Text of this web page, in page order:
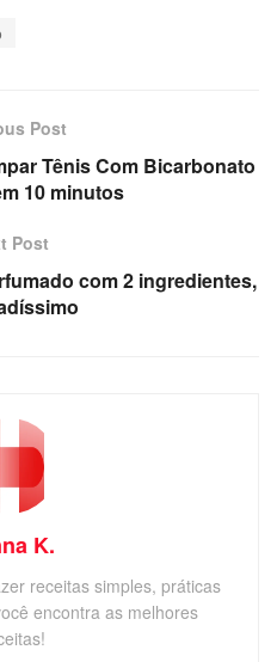
Post
Tênis Com Bicarbonato
10 minutos
Post
com 2 ingredientes,
K.
receitas simples, práticas
encontra as melhores